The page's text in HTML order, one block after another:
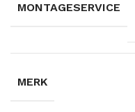
MONTAGESERVICE
MERK